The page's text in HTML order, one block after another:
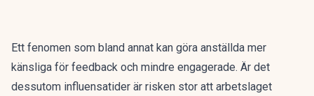
Ett fenomen som bland annat kan göra anställda mer
känsliga för feedback och mindre engagerade. Är det
dessutom influensatider är risken stor att arbetslaget